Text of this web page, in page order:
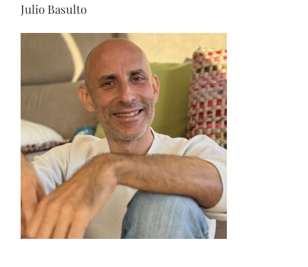
Julio Basulto